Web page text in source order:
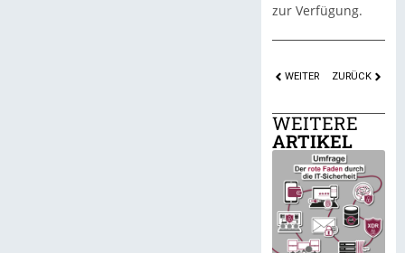
zur Verfügung.
WEITER ZURÜCK
WEITERE
ARTIKEL